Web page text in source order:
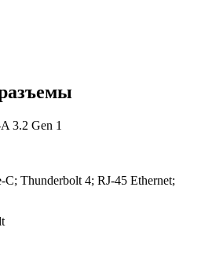
3.2 Gen 1
Thunderbolt 4; RJ-45 Ethernet;